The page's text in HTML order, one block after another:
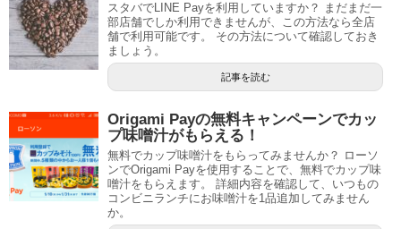
スタバでLINE Payを利用していますか？ まだまだ一
部店舗でしか利用できませんが、この方法なら全店
舗で利用可能です。 その方法について確認しておき
ましょう。
記事を読む
Origami Payの無料キャンペーンでカッ
プ味噌汁がもらえる！
無料でカップ味噌汁をもらってみませんか？ ローソ
ンでOrigami Payを使用することで、無料でカップ味
噌汁をもらえます。 詳細内容を確認して、いつもの
コンビニランチにお味噌汁を1品追加してみません
か。